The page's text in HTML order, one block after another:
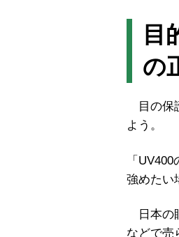
目
の
目の保
よう。
「
強めたい
日本の
などで売